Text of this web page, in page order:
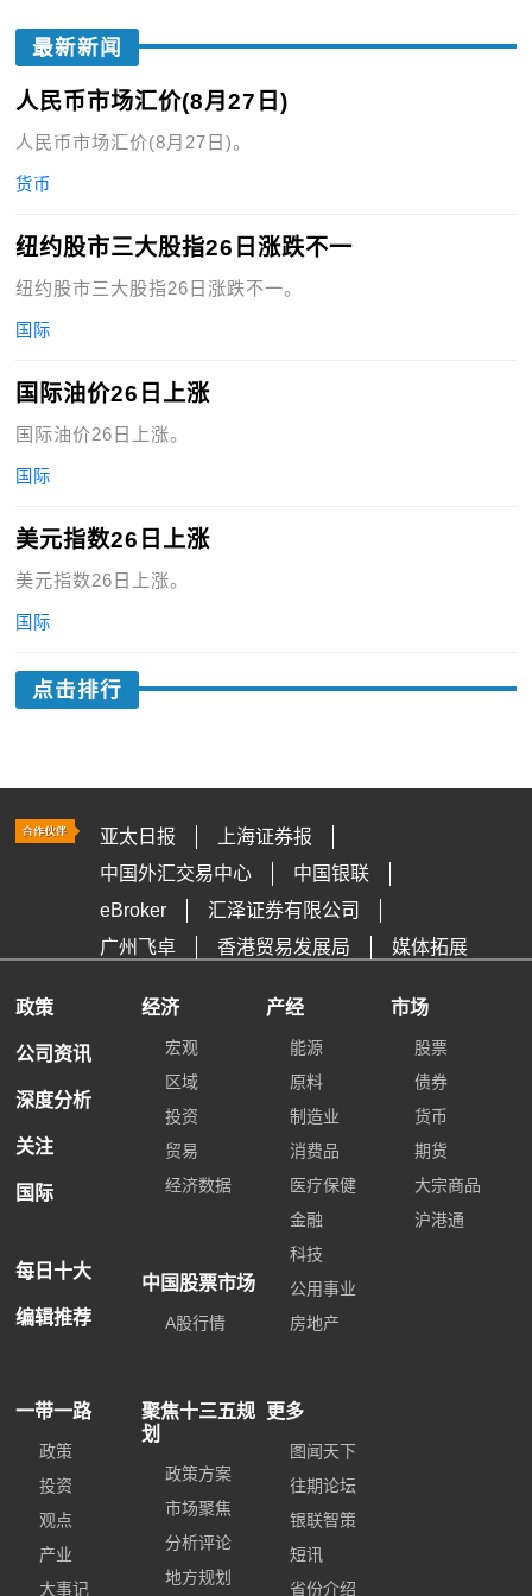
最新新闻
人民币市场汇价(8月27日)
人民币市场汇价(8月27日)。
货币
纽约股市三大股指26日涨跌不一
纽约股市三大股指26日涨跌不一。
国际
国际油价26日上涨
国际油价26日上涨。
国际
美元指数26日上涨
美元指数26日上涨。
国际
点击排行
亚太日报
上海证券报
中国外汇交易中心
中国银联
eBroker
汇泽证券有限公司
广州飞卓
香港贸易发展局 媒体拓展
政策
公司资讯
深度分析
关注
国际
每日十大
编辑推荐
经济
宏观
区域
投资
贸易
经济数据
中国股票市场
A股行情
产经
能源
原料
制造业
消费品
医疗保健
金融
科技
公用事业
房地产
市场
股票
债券
货币
期货
大宗商品
沪港通
一带一路
政策
投资
观点
产业
大事记
聚焦十三五规
划
政策方案
市场聚焦
分析评论
地方规划
更多
图闻天下
往期论坛
银联智策
短讯
省份介绍